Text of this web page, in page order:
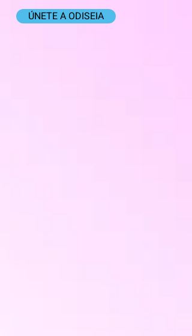
ÚNETE A ODISEIA